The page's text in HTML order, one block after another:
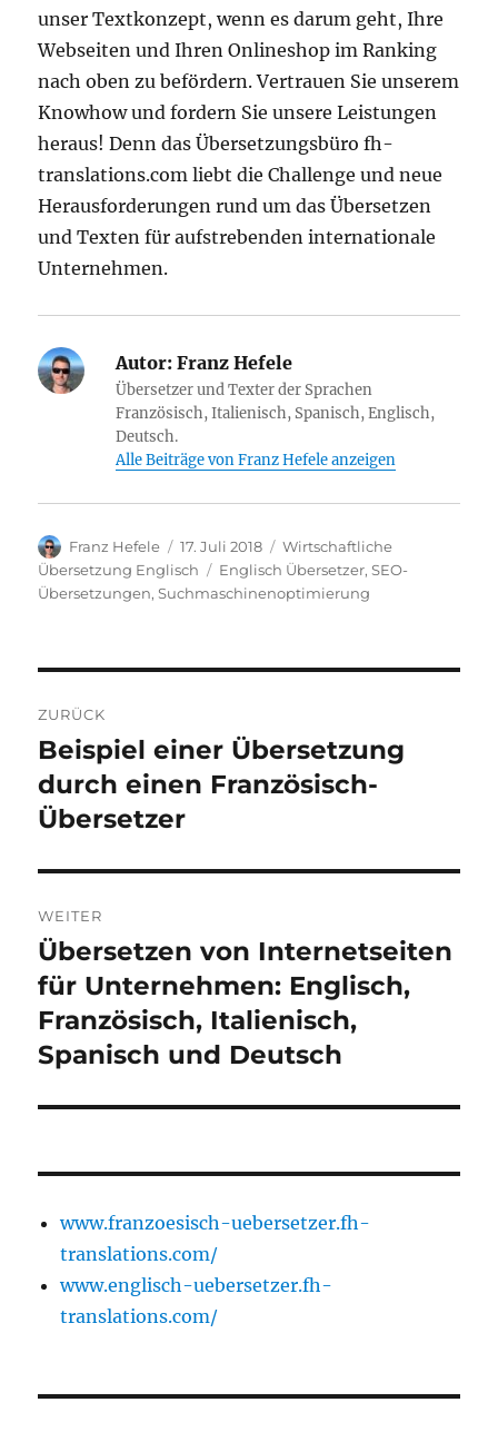
unser Textkonzept, wenn es darum geht, Ihre
Webseiten und Ihren Onlineshop im Ranking
nach oben zu befördern. Vertrauen Sie unserem
Knowhow und fordern Sie unsere Leistungen
heraus! Denn das Übersetzungsbüro fh-
translations.com liebt die Challenge und neue
Herausforderungen rund um das Übersetzen
und Texten für aufstrebenden internationale
Unternehmen.
Autor: Franz Hefele
Übersetzer und Texter der Sprachen
Französisch, Italienisch, Spanisch, Englisch,
Deutsch.
Alle Beiträge von Franz Hefele anzeigen
Autor
Franz Hefele
Veröffentlicht
am
17. Juli 2018 Kategorien
Wirtschaftliche
Übersetzung Englisch
Schlagwörter
Englisch Übersetzer,SEO-
Übersetzungen,Suchmaschinenoptimierung
ZURÜCK
Vorheriger
Beitrag:
Beispiel einer Übersetzung
durch einen Französisch-
Übersetzer
WEITER
Nächster
Beitrag:
Übersetzen von Internetseiten
für Unternehmen: Englisch,
Französisch, Italienisch,
Spanisch und Deutsch
www.franzoesisch-uebersetzer.fh-
translations.com/
www.englisch-uebersetzer.fh-
translations.com/